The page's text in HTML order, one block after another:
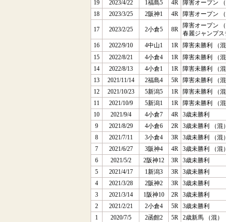
19 2023/4/22 1福島5 4R 障害オープン （
18
2023/3/25 2阪神1 4R 障害オープン （
17 2023/2/25 2小倉5 8R
障害オープン （
春麗ジャンプス
16 2022/9/10 4中山1 1R 障害未勝利 （混
15
2022/8/21 4小倉4 1R 障害未勝利 （混
14
2022/8/13 4小倉1 1R 障害未勝利 （混
13
2021/11/14 2福島4 5R 障害未勝利 （混
12
2021/10/23 5新潟5 1R 障害未勝利 （混
11
2021/10/9 5新潟1 1R 障害未勝利 （混
10
2021/9/4 4小倉7 4R 3歳未勝利
9
2021/8/29 4小倉6 2R 3歳未勝利 （混）
8
2021/7/11 3小倉4 3R 3歳未勝利 （混）
7
2021/6/27 3阪神4 4R 3歳未勝利 （混）
6
2021/5/2 2阪神12 3R 3歳未勝利
5
2021/4/17 1新潟3 3R 3歳未勝利
4
2021/3/28 2阪神2 3R 3歳未勝利
3
2021/3/14 1阪神10 2R 3歳未勝利
2
2021/2/21 2小倉4 5R 3歳未勝利
1
2020/7/5 2函館2 5R 2歳新馬 （混）